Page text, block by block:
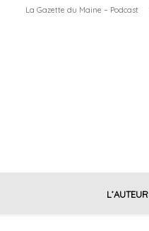
La Gazette du Maine – Podcast
L’AUTEUR